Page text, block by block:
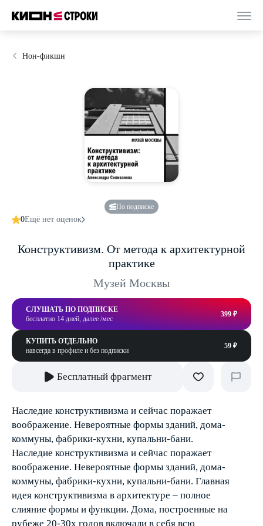
Нон-фикшн
По подписке
0Ещё нет оценок
Конструктивизм. От метода к архитектурной
практике
Музей Москвы
СЛУШАТЬ ПО ПОДПИСКЕ
бесплатно 14 дней, далее /мес
399 ₽
КУПИТЬ ОТДЕЛЬНО
навсегда в профиле и без подписки
59 ₽
Бесплатный фрагмент
Наследие конструктивизма и сейчас поражает
воображение. Невероятные формы зданий, дома-
коммуны, фабрики-кухни, купальни-бани.
Наследие конструктивизма и сейчас поражает
воображение. Невероятные формы зданий, дома-
коммуны, фабрики-кухни, купальни-бани. Главная
идея конструктивизма в архитектуре – полное
слияние формы и функции. Дома, построенные на
рубеже 20-30х годов включали в себя всю